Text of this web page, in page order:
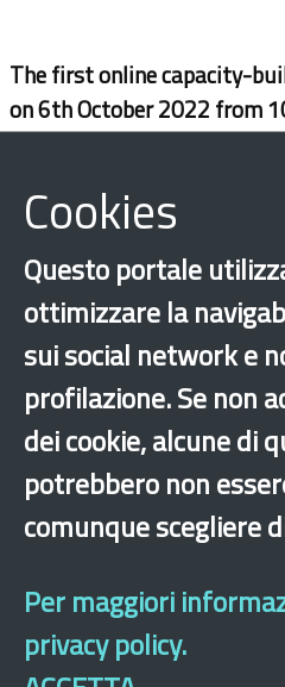
The first online capacity-
on 6th October 2022 from
on ‘Introduction to
×
Cookies
Questo portale
ottimizzare la
sui social network e
profilazione. Se non
dei cookie, alcune di
potrebbero non
comunque scegliere
Per maggiori
privacy policy.
Dichiarazione di accessibilità Site map